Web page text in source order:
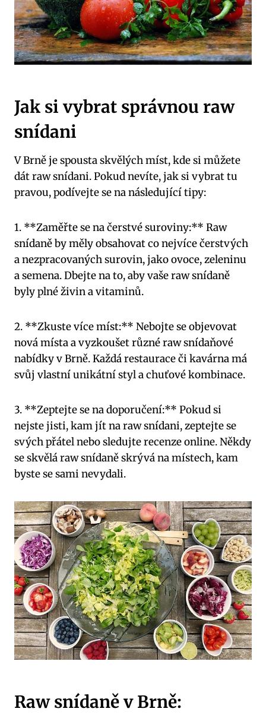
Jak si vybrat správnou raw
snídani
V Brně je spousta skvělých míst, kde si můžete
dát raw snídani. Pokud nevíte, jak si vybrat tu
pravou, podívejte se na následující tipy:
1. **Zaměřte se na čerstvé suroviny:** Raw
snídaně by měly obsahovat co nejvíce čerstvých
a nezpracovaných surovin, jako ovoce, zeleninu
a semena. Dbejte na to, aby vaše raw snídaně
byly plné živin a vitaminů.
2. **Zkuste více míst:** Nebojte se objevovat
nová místa a vyzkoušet různé raw snídaňové
nabídky v Brně. Každá restaurace či kavárna má
svůj vlastní unikátní styl a chuťové kombinace.
3. **Zeptejte se na doporučení:** Pokud si
nejste jisti, kam jít na raw snídani, zeptejte se
svých přátel nebo sledujte recenze online. Někdy
se skvělá raw snídaně skrývá na místech, kam
byste se sami nevydali.
Raw snídaně v Brně: